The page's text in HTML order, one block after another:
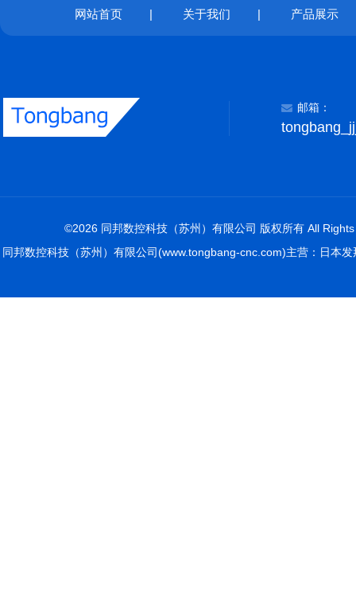
网站首页 | 关于我们 | 产品展示
邮箱：
©2026 同邦数控科技（苏州）有限公司 版权所有 All
同邦数控科技（苏州）有限公司(www.tongbang-cnc.com)主营：日本